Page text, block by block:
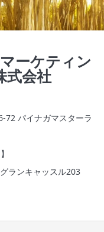
ーケティン
式会社
パイナガマスターラ
ランキャッスル203